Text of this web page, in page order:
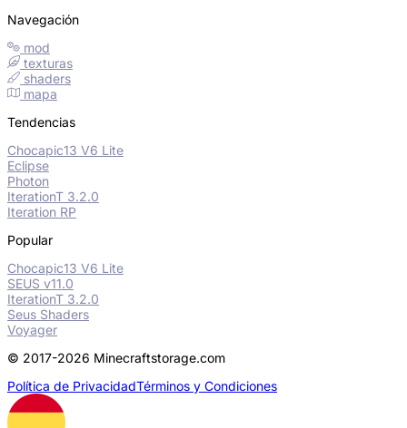
Navegación
mod
texturas
shaders
mapa
Tendencias
Chocapic13 V6 Lite
Eclipse
Photon
IterationT 3.2.0
Iteration RP
Popular
Chocapic13 V6 Lite
SEUS v11.0
IterationT 3.2.0
Seus Shaders
Voyager
© 2017-2026 Minecraftstorage.com
Política de PrivacidadTérminos y Condiciones